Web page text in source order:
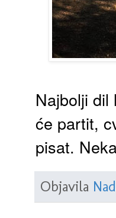
Najbolji
će partit,
pisat.
Objavila